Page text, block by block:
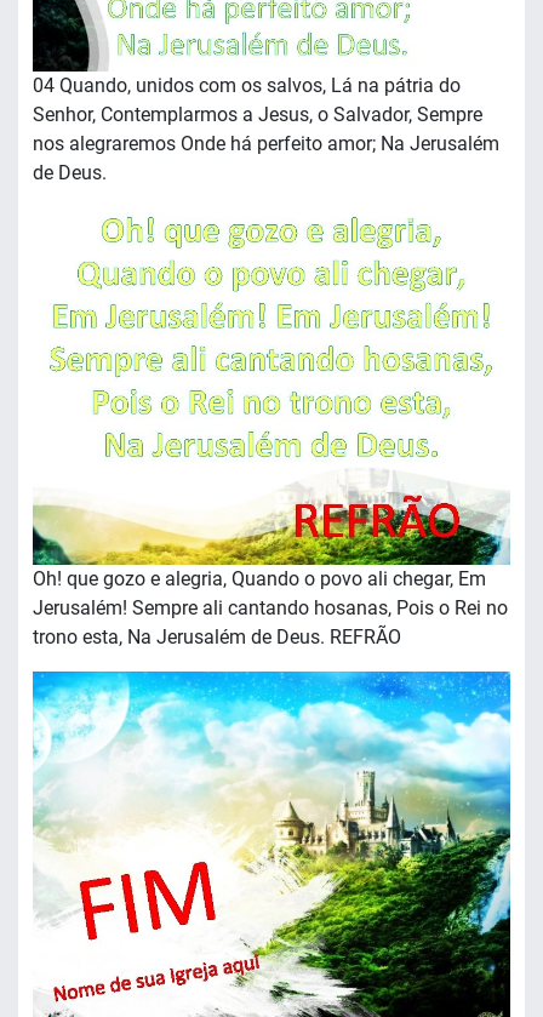
04 Quando, unidos com os salvos, Lá na pátria do
Senhor, Contemplarmos a Jesus, o Salvador, Sempre
nos alegraremos Onde há perfeito amor; Na Jerusalém
de Deus.
Oh! que gozo e alegria, Quando o povo ali chegar, Em
Jerusalém! Sempre ali cantando hosanas, Pois o Rei no
trono esta, Na Jerusalém de Deus. REFRÃO